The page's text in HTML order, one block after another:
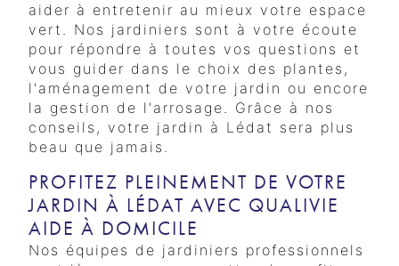
aider à entretenir au mieux votre espace
vert. Nos jardiniers sont à votre écoute
pour répondre à toutes vos questions et
vous guider dans le choix des plantes,
l'aménagement de votre jardin ou encore
la gestion de l'arrosage. Grâce à nos
conseils, votre jardin à Lédat sera plus
beau que jamais.
PROFITEZ PLEINEMENT DE VOTRE
JARDIN À LÉDAT AVEC QUALIVIE
AIDE À DOMICILE
Nos équipes de jardiniers professionnels